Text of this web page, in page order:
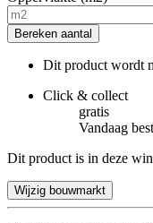
Bereken aantal
Dit product wordt
Click & collect
gratis
Vandaag
Dit product is in deze
Wijzig bouwmarkt